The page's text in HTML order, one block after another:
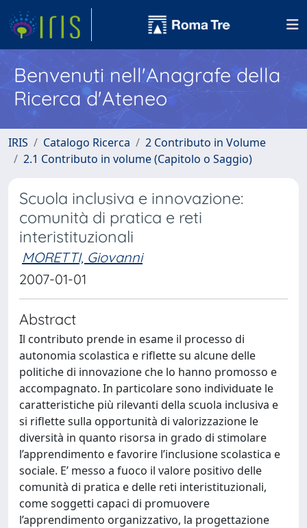
Benvenuti nell'Anagrafe della
Ricerca d'Ateneo
IRIS Catalogo Ricerca
2 Contributo in Volume
2.1 Contributo in volume (Capitolo o Saggio)
Scuola inclusiva e innovazione:
comunità di pratica e reti
interistituzionali
MORETTI, Giovanni
2007-01-01
Abstract
Il contributo prende in esame il processo di
autonomia scolastica e riflette su alcune delle
politiche di innovazione che lo hanno promosso e
accompagnato. In particolare sono individuate le
caratteristiche più rilevanti della scuola inclusiva e
si riflette sulla opportunità di valorizzazione le
diversità in quanto risorsa in grado di stimolare
l’apprendimento e favorire l’inclusione scolastica e
sociale. E’ messo a fuoco il valore positivo delle
comunità di pratica e delle reti interistituzionali,
come soggetti capaci di promuovere
l’apprendimento organizzativo, la progettazione